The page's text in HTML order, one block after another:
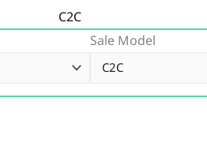
C2C
Sale Model